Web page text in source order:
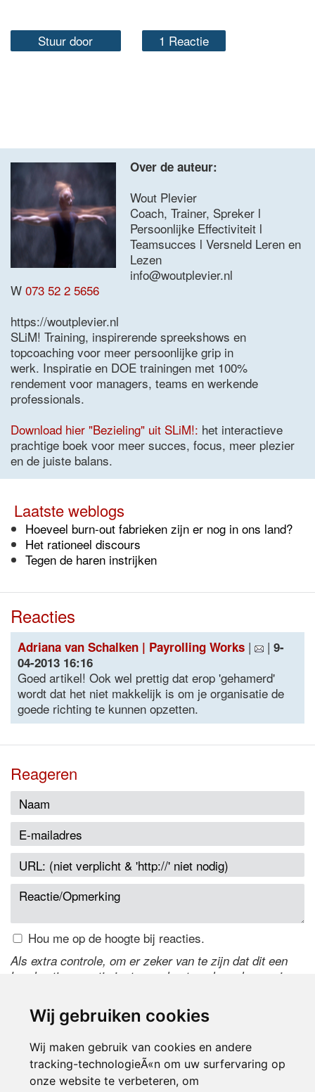
Wij gebruiken cookies
Wij maken gebruik van cookies en andere
tracking-technologieÃ«n om uw surfervaring op
onze website te verbeteren, om
Stuur door 1 Reactie
Over de auteur:
Wout Plevier
Coach, Trainer, Spreker l
Persoonlijke Effectiviteit l
Teamsucces l Versneld Leren en
Lezen
info@woutplevier.nl
W 073 52 2 5656
https://woutplevier.nl
SLiM! Training, inspirerende spreekshows en
topcoaching voor meer persoonlijke grip in
werk. Inspiratie en DOE trainingen met 100%
rendement voor managers, teams en werkende
professionals.
Download hier "Bezieling" uit SLiM!: het interactieve
prachtige boek voor meer succes, focus, meer plezier
en de juiste balans.
Laatste weblogs
Hoeveel burn-out fabrieken zijn er nog in ons land?
Het rationeel discours
Tegen de haren instrijken
Reacties
Adriana van Schalken | Payrolling Works | | 9-
04-2013 16:16
Goed artikel! Ook wel prettig dat erop 'gehamerd'
wordt dat het niet makkelijk is om je organisatie de
goede richting te kunnen opzetten.
Reageren
Hou me op de hoogte bij reacties.
Als extra controle, om er zeker van te zijn dat dit een
handmatige reactie is, typ onderstaande code over in
de code te wijzigen.